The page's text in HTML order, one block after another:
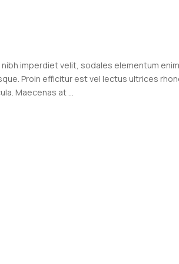
imperdiet velit, sodales elementum
Proin efficitur est vel lectus ultrices
Maecenas at ...